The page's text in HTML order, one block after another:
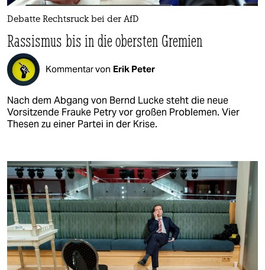
Debatte Rechtsruck bei der AfD
Rassismus bis in die obersten Gremien
Kommentar von Erik Peter
Nach dem Abgang von Bernd Lucke steht die neue
Vorsitzende Frauke Petry vor großen Problemen. Vier
Thesen zu einer Partei in der Krise.